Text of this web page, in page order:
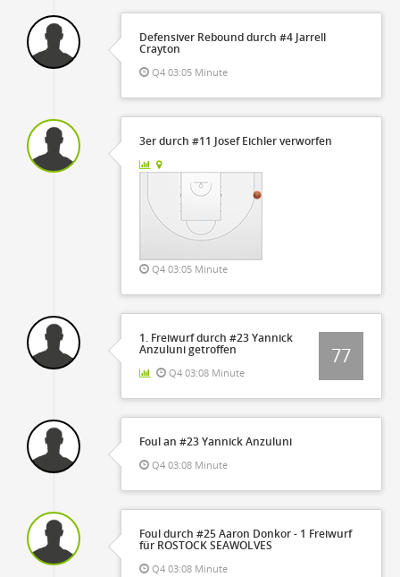
Defensiver Rebound durch #4 Jarrell
Crayton
Q4 03:05 Minute
3er durch #11 Josef Eichler verworfen
Q4 03:05 Minute
1. Freiwurf durch #23 Yannick
Anzuluni getroffen
Q4 03:08 Minute
77
Foul an #23 Yannick Anzuluni
Q4 03:08 Minute
Foul durch #25 Aaron Donkor - 1 Freiwurf
für ROSTOCK SEAWOLVES
Q4 03:08 Minute